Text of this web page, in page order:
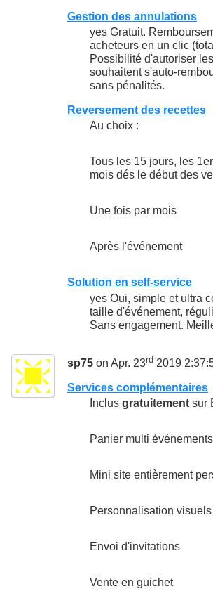
Gestion des annulations
yes Gratuit.
acheteurs en un clic
Possibilité d'autoriser
souhaitent s'auto-
sans pénalités.
Reversement des recettes
Au choix :
Tous les 15 jours, les
mois dés le début des
Une fois par mois
Après l'événement
Solution en self-service
yes Oui, simple et ultra
taille d'événement,
Sans engagement.
sp75 on Apr. 23rd 2019
Services complémentaires
Inclus gratuitement sur
Panier multi événements
Mini site entièrement
Personnalisation visuels
Envoi d'invitations
Vente en guichet